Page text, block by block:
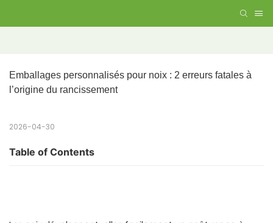
Emballages personnalisés pour noix : 2 erreurs fatales à
l’origine du rancissement
2026-04-30
Table of Contents